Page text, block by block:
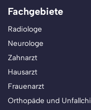
Fachgebiete
Radiologe
Neurologe
Zahnarzt
Hausarzt
Frauenarzt
Orthopäde und